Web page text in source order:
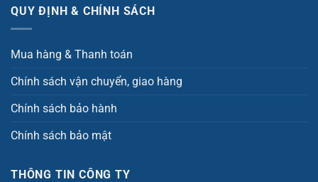
QUY ĐỊNH & CHÍNH SÁCH
Mua hàng & Thanh toán
Chính sách vận chuyển, giao hàng
Chính sách bảo hành
Chính sách bảo mật
THÔNG TIN CÔNG TY